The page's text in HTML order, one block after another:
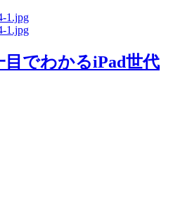
目でわかるiPad世代